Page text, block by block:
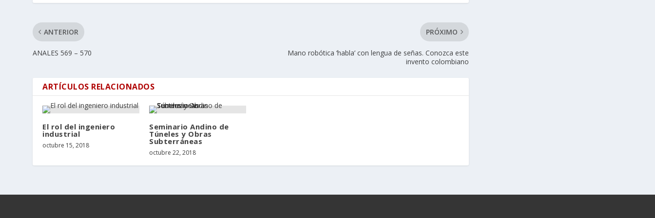
ANTERIOR
ANALES 569 – 570
PRÓXIMO
Mano robótica ‘habla’ con lengua de señas. Conozca este
invento colombiano
ARTÍCULOS RELACIONADOS
El rol del ingeniero
industrial
octubre 15, 2018
Seminario Andino de
Túneles y Obras
Subterráneas
octubre 22, 2018